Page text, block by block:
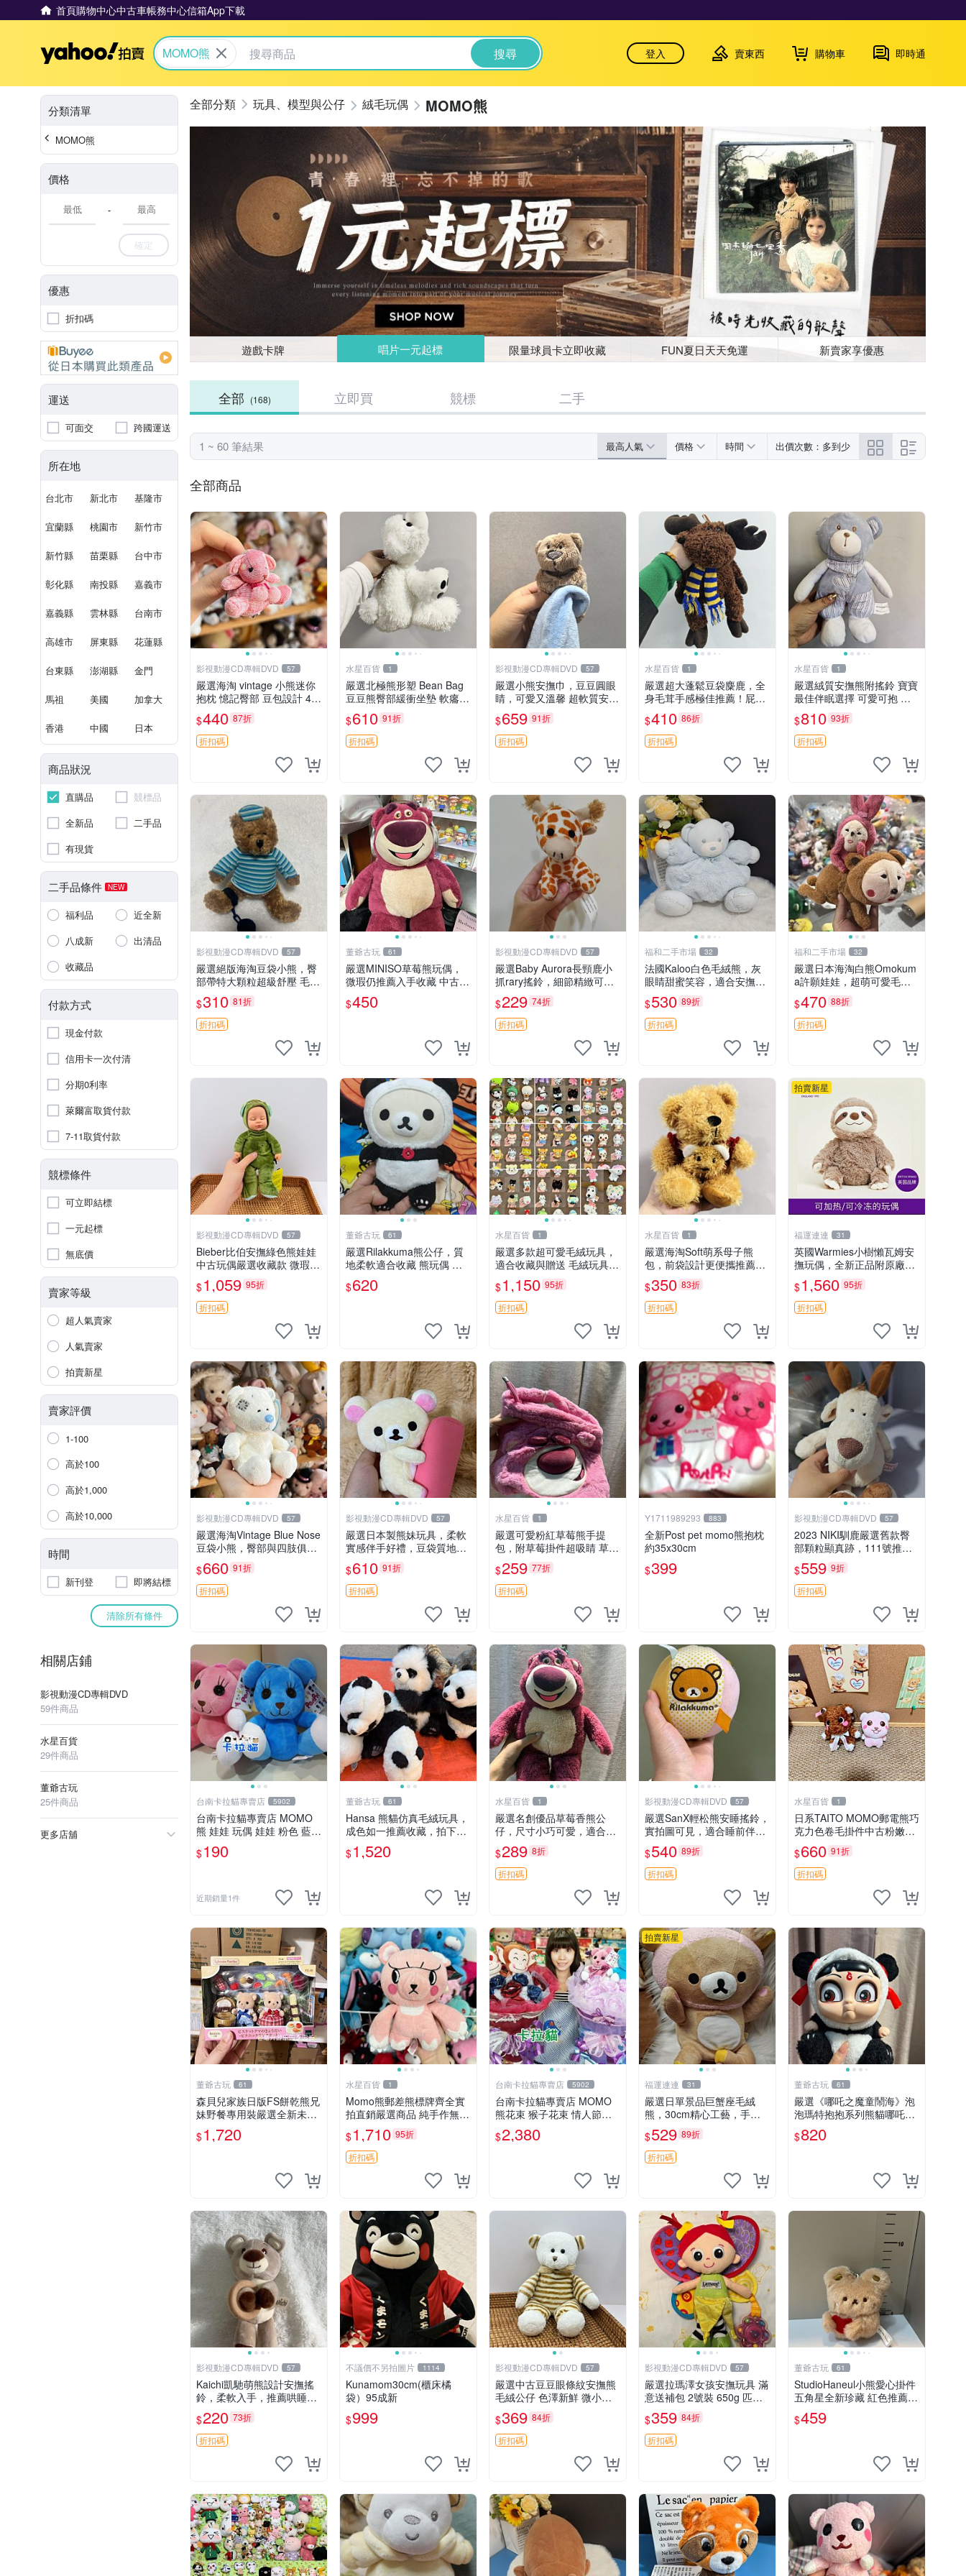
首頁購物中心中古車帳務中心信箱App下載
Yahoo拍賣
MOMO熊 搜尋 登入 賣東西 購物車 即時通
分類清單
MOMO熊
價格
-
確定
優惠
折扣碼
運送
可面交 跨國運送
所在地
台北市 新北市 基隆市
宜蘭縣 桃園市 新竹市
新竹縣 苗栗縣 台中市
彰化縣 南投縣 嘉義市
嘉義縣 雲林縣 台南市
高雄市 屏東縣 花蓮縣
台東縣 澎湖縣 金門
馬祖 美國 加拿大
香港 中國 日本
商品狀況
直購品
競標品
全新品
二手品
有現貨
二手品條件 NEW
福利品
近全新
八成新
出清品
收藏品
付款方式
現金付款
信用卡一次付清
分期0利率
萊爾富取貨付款
7-11取貨付款
競標條件
可立即結標
一元起標
無底價
賣家等級
超人氣賣家
人氣賣家
拍賣新星
賣家評價
1-100
高於100
高於1,000
高於10,000
時間
新刊登 即將結標
清除所有條件
相關店鋪
影視動漫CD專輯DVD
59件商品
水星百貨
29件商品
董爺古玩
25件商品
更多店舖
玩具、模型與公仔 絨毛玩偶 MOMO熊
遊戲卡牌 唱片一元起標 限量球員卡立即收藏 FUN夏日天天免運 新賣家享優惠
全部 (168) 立即買 競標 二手
1 ~ 60 筆結果 最高人氣 價格 時間 出價次數：多到少
全部商品
影視動漫CD專輯DVD 57
嚴選海淘 vintage 小熊迷你
抱枕 憶記臀部 豆包設計 4c
m 高 推薦收藏 迷你豆包小
熊、高臀部、豆袋抱枕
$440 87折
折扣碼
水星百貨 1
嚴選北極熊形塑 Bean Bag
豆豆熊臀部緩衝坐墊 軟癟癟
舒壓設計 保暖又實用 適合
久坐放松 推薦居家使用 RU
SS系列 豆豆熊屁屁坐墊 3D
顆粒結構
$610 91折
折扣碼
影視動漫CD專輯DVD 57
嚴選小熊安撫巾，豆豆圓眼
睛，可愛又溫馨 超軟質安撫
巾，豆豆設計，哄睡好幫手
約克豆豆眼安撫巾 數碼豆豆
眼
$659 91折
折扣碼
水星百貨 1
嚴選超大蓬鬆豆袋麋鹿，全
身毛茸手感極佳推薦！屁股
與四肢填充均勻，適合收藏
與孩童共賞。 麋鹿 豆袋 毛
茸玩具
$410 86折
折扣碼
水星百貨 1
嚴選絨質安撫熊附搖鈴 寶寶
最佳伴眠選擇 可愛可抱 絨
毛玩具 安撫熊 嬰兒用
$810 93折
折扣碼
影視動漫CD專輯DVD 57
嚴選絕版海淘豆袋小熊，臀
部帶特大顆粒超級舒壓 毛毛
摸起來格外順滑適合收藏 10
0%棉質 豆袋枕 豆袋、抱
枕、小熊
$310 81折
折扣碼
董爺古玩 61
嚴選MINISO草莓熊玩偶，
微瑕仍推薦入手收藏 中古 M
INISO 草莓熊 玩具 收藏
$450
影視動漫CD專輯DVD 57
嚴選Baby Aurora長頸鹿小
抓rary搖鈴，細節精緻可聆
聽清脆鈴音 軟萌可愛 定制
紀念 金屬搖鈴 新手媽咪推
薦 長頸鹿 抓rary 搖鈴
$229 74折
折扣碼
福和二手市場 32
法國Kaloo白色毛絨熊，灰
眼睛甜蜜笑容，適合安撫逗
趣可愛，柔軟面料手感佳。
14 白色安撫熊 毛絨玩具 寶
寶逗樂具
$530 89折
折扣碼
福和二手市場 32
嚴選日本海淘白熊Omokum
a許願娃娃，超萌可愛毛絨
公仔推薦收藏 白熊 Omoku
ma 毛絨玩具 偽裝娃娃 玩具
擺飾
$470 88折
折扣碼
影視動漫CD專輯DVD 57
Bieber比伯安撫綠色熊娃娃
中古玩偶嚴選收藏款 微瑕輕
度使用 Bieber綠熊娃娃 中
古玩偶 微瑕
$1,059 95折
折扣碼
董爺古玩 61
嚴選Rilakkuma熊公仔，質
地柔軟適合收藏 熊玩偶 柔
軟 公仔 收藏
$620
水星百貨 1
嚴選多款超可愛毛絨玩具，
適合收藏與贈送 毛絨玩具、
抱枕、公仔
$1,150 95折
折扣碼
水星百貨 1
嚴選海淘Soft萌系母子熊
包，前袋設計更便攜推薦收
藏 母子熊 軟綿綿 包包
$350 83折
折扣碼
拍賣新星
福運連連 31
英國Warmies小樹懶瓦姆安
撫玩偶，全新正品附原廠吊
牌與防塵袋，內藏薰衣草可
加熱，適合各個年齡層，冷
暖兩用享受抱抱樂趣，不容
錯過嚴選好物 溫暖 冷感
$1,560 95折
折扣碼
影視動漫CD專輯DVD 57
嚴選海淘Vintage Blue Nose
豆袋小熊，臀部與四肢俱
全，坐高11公分，附原盒與
吊牌收藏。藍鼻子小熊，值
得擁有 玩具 憶熊
$660 91折
折扣碼
影視動漫CD專輯DVD 57
嚴選日本製熊妹玩具，柔軟
實感伴手好禮，豆袋質地手
感佳，抱枕小熊 recom 推薦
白色豆袋 玩具
$610 91折
折扣碼
水星百貨 1
嚴選可愛粉紅草莓熊手提
包，附草莓掛件超吸睛 草莓
熊手提包 草莓掛件 可愛port
unese
$259 77折
折扣碼
Y1711989293 883
全新Post pet momo熊抱枕
約35x30cm
$399
影視動漫CD專輯DVD 57
2023 NIKI馴鹿嚴選舊款臀
部顆粒顯真跡，111號推薦
珍藏品 馴鹿 舊款 尾巴顆粒
$559 9折
折扣碼
台南卡拉貓專賣店 5902
台南卡拉貓專賣店 MOMO
熊 娃娃 玩偶 娃娃 粉色 藍色
2色分售
$190
近期銷量1件
董爺古玩 61
Hansa 熊貓仿真毛絨玩具，
成色如一推薦收藏，拍下無
疑心 熊貓 毛絨玩具 收藏
$1,520
水星百貨 1
嚴選名創優品草莓香熊公
仔，尺寸小巧可愛，適合收
藏賞玩 30cm 玩具 公仔 草
莓熊
$289 8折
折扣碼
影視動漫CD專輯DVD 57
嚴選SanX輕松熊安睡搖鈴，
實拍圖可見，適合睡前伴
侶， Picks安撫好物 0325
懸吊 電腦
$540 89折
折扣碼
水星百貨 1
日系TAITO MOMO郵電熊巧
克力色卷毛掛件中古粉嫩玩
偶微瑕推薦 postpet momo
郵電熊 中古玩偶
$660 91折
折扣碼
董爺古玩 61
森貝兒家族日版FS餅乾熊兄
妹野餐專用裝嚴選全新未開
封，包含兩組大童款紙盒
裝，適合收藏與分享。 餅乾
$1,720
水星百貨 1
Momo熊郵差熊標牌齊全實
拍直銷嚴選商品 純手作無修
圖可收藏 郵差熊 Momo熊
標牌 商品
$1,710 95折
折扣碼
台南卡拉貓專賣店 5902
台南卡拉貓專賣店 MOMO
熊花束 猴子花束 情人節禮
物 二選一 可繡字 可今天寄
明天到
$2,380
拍賣新星
福運連連 31
嚴選日單景品巨蟹座毛絨
熊，30cm精心工藝，手感
軟糯推薦收藏送人 巨蟹座
毛絨玩具 精緻做工
$529 89折
折扣碼
董爺古玩 61
嚴選《哪吒之魔童鬧海》泡
泡瑪特抱抱系列熊貓哪吒搪
膠臉毛絨， STATE：如圖顯
示 哪吒 毛絨公仔 泡泡瑪特
$820
影視動漫CD專輯DVD 57
Kaichi凱馳萌熊設計安撫搖
鈴，柔軟入手，推薦哄睡好
選擇 熊公仔 安撫玩具 喂食
環
$220 73折
折扣碼
不議價不另拍圖片 1114
Kunamom30cm(櫃床橘
袋）95成新
$999
影視動漫CD專輯DVD 57
嚴選中古豆豆眼條紋安撫熊
毛絨公仔 色澤新鮮 微小瑕
疵可收藏 中古 安撫熊 條紋
公仔
$369 84折
折扣碼
影視動漫CD專輯DVD 57
嚴選拉瑪澤女孩安撫玩具 滿
意送補包 2號裝 650g 匹配
嬰幼童舒壓好伴侶 女孩專用
安心選擇 安撫玩偶 衝包 玩
具
$359 84折
折扣碼
董爺古玩 61
StudioHaneul小熊愛心掛件
五角星全新珍藏 紅色推薦收
藏 玩具掛飾 掛件 新品
$459